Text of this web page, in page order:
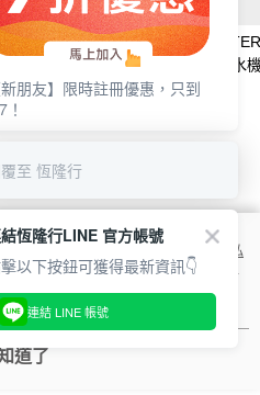
GAIA 氣
機 (淨白/酷黑)(加
2支鋼瓶 含原箱共
水瓶x1)
SodaStream
快扣機型氣泡水
淨白/迷霧藍/環保
NT$3,990
排行
使用 cookie 方式之詳情，及若您不希
的 cookie 設定，請參閱本網站「
隱私
網站即表示您同意本公司得按本網站使
道了
新朋友】限時註冊優惠，只到
至 恆隆行
恆隆行LINE 官方帳號
以下按鈕可獲得最新資訊👇
連結 LINE 帳號